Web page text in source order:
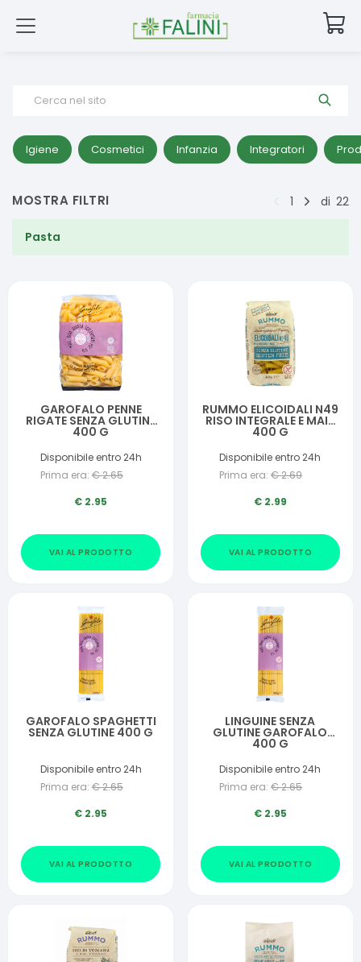
Cerca nel sito
Igiene Cosmetici Infanzia Integratori
MOSTRA FILTRI 1 di 22
Pasta
GAROFALO PENNE
RIGATE SENZA GLUTINE
400 G
Disponibile entro 24h
Prima era: €2.65
€ 2.95
VAI AL PRODOTTO
RUMMO ELICOIDALI N49
RISO INTEGRALE E MAIS
400 G
Disponibile entro 24h
Prima era: €2.69
€ 2.99
VAI AL PRODOTTO
GAROFALO SPAGHETTI
SENZA GLUTINE 400 G
Disponibile entro 24h
Prima era: €2.65
€ 2.95
VAI AL PRODOTTO
LINGUINE SENZA
GLUTINE GAROFALO
400 G
Disponibile entro 24h
Prima era: €2.65
€ 2.95
VAI AL PRODOTTO